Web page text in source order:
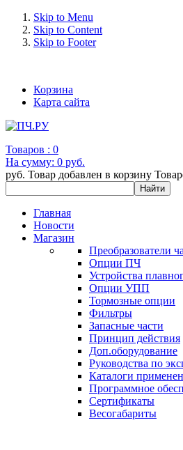
Skip to Menu
Skip to Content
Skip to Footer
Корзина
Карта сайта
Товаров : 0
На сумму: 0 руб.
руб. Товар добавлен в корзину
Главная
Новости
Магазин
Преобразователи
Опции ПЧ
Устройства
Опции УПП
Тормозные опции
Фильтры
Запасные части
Принцип действия
Доп.оборудование
Руководства по
Каталоги
Программное
Сертификаты
Весогабариты